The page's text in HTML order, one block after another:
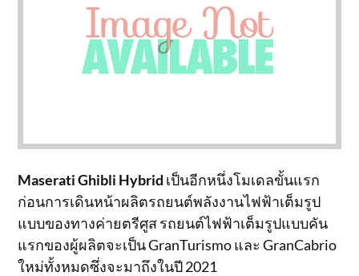
Maserati Ghibli Hybrid เป็นอีกหนึ่งโมเดลขั้นแรก
ก่อนการเดินหน้าผลิตรถยนต์พลังงานไฟฟ้าเต็มรูป
แบบของทางค่ายตรีศูส รถยนต์ไฟฟ้าเต็มรูปแบบคัน
แรกของผู้ผลิตจะเป็น GranTurismo และ GranCabrio
ใหม่ทั้งหมดซึ่งจะมาถึงในปี 2021